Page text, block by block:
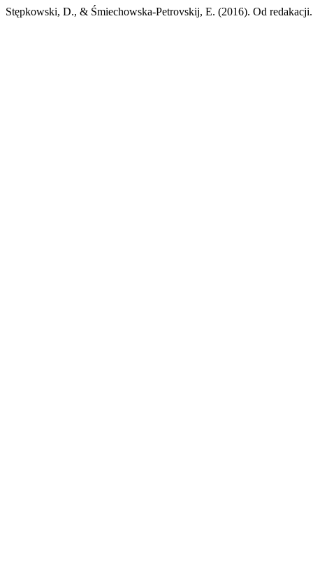
Stępkowski, D., & Śmiechowska-Petrovskij, E. (2016). Od